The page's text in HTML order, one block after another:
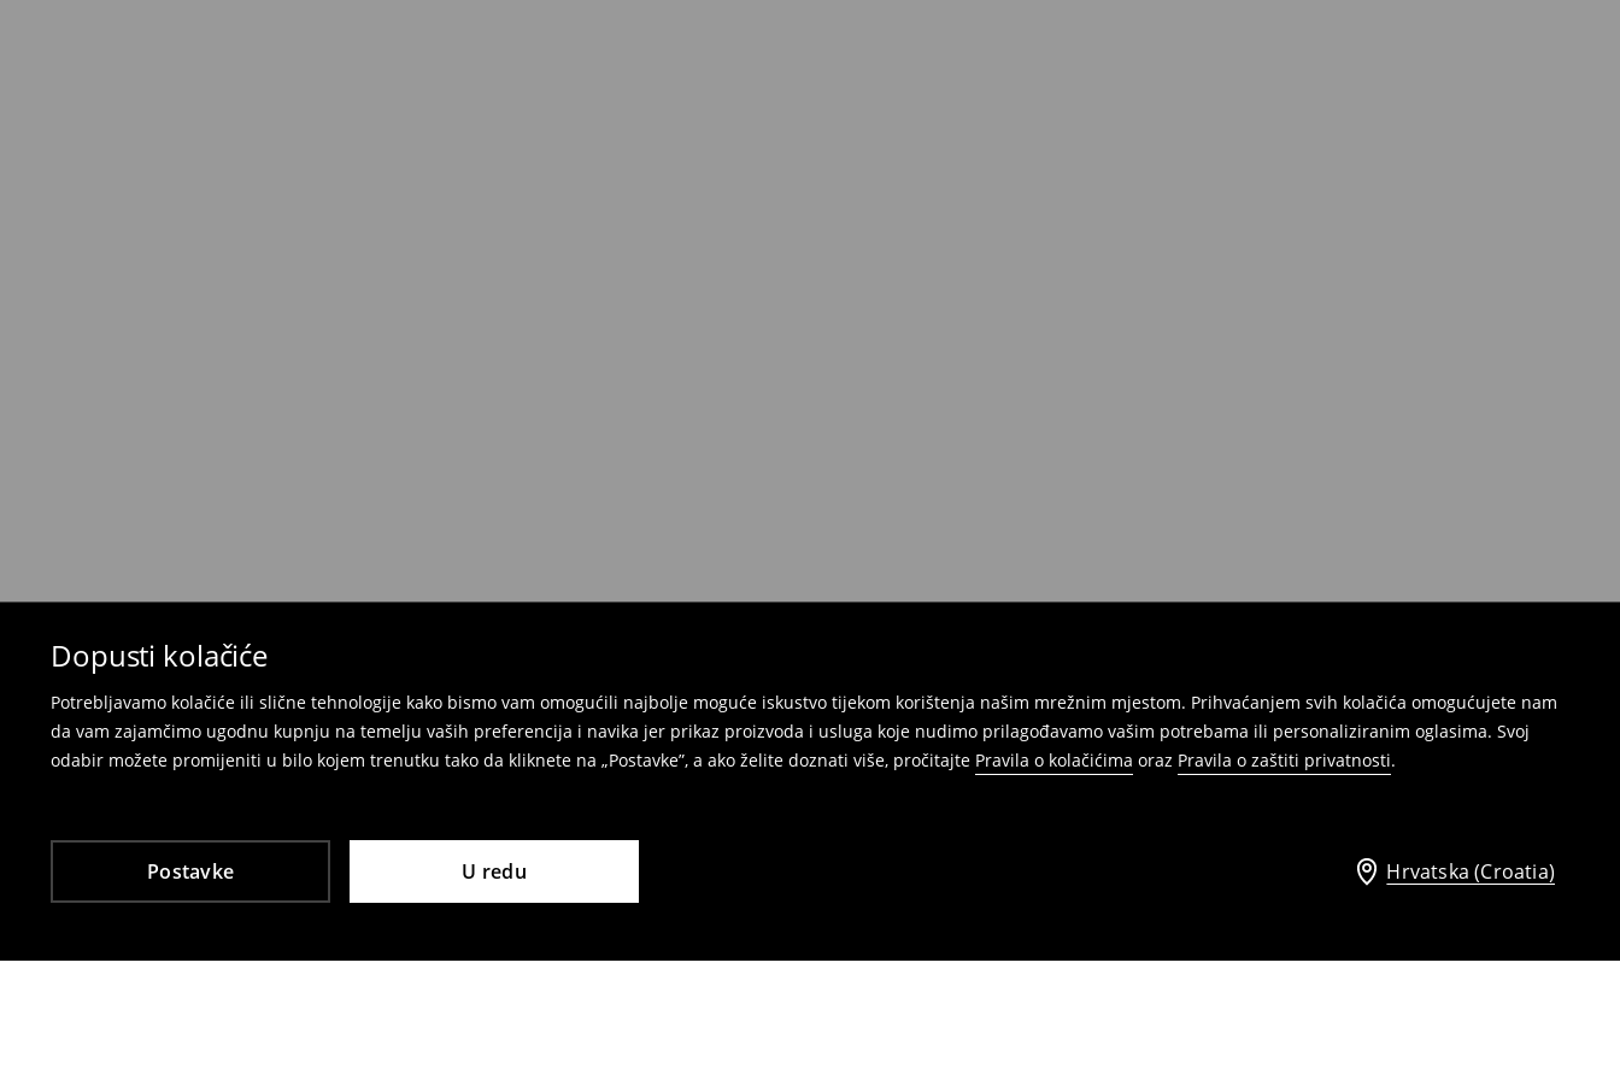
Dopusti kolačiće
Potrebljavamo kolačiće ili slične tehnologije kako bismo vam omogućili najbolje moguće iskustvo tijekom korištenja našim mrežnim mjestom. Prihvaćanjem svih kolačića omogućujete nam
da vam zajamčimo ugodnu kupnju na temelju vaših preferencija i navika jer prikaz proizvoda i usluga koje nudimo prilagođavamo vašim potrebama ili personaliziranim oglasima. Svoj
odabir možete promijeniti u bilo kojem trenutku tako da kliknete na „Postavke”, a ako želite doznati više, pročitajte Pravila o kolačićima oraz Pravila o zaštiti privatnosti.
Postavke U redu Hrvatska (Croatia)
⟶Povrat i izmjene u E-Trgovini